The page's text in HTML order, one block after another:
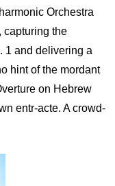
Orchestra
capturing the
1 and delivering a
hint of the mordant
on Hebrew
entr-acte. A crowd-